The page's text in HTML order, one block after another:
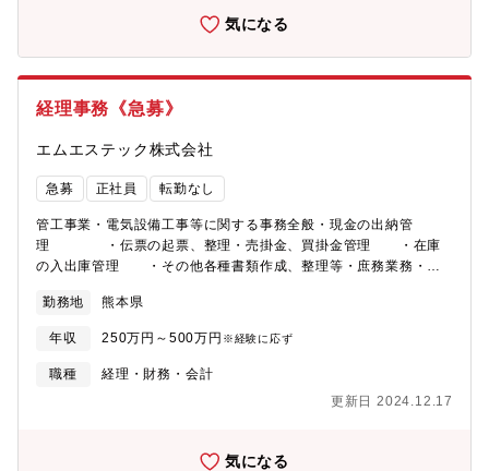
気になる
経理事務《急募》
エムエステック株式会社
急募 正社員 転勤なし
管工事業・電気設備工事等に関する事務全般・現金の出納管
理 ・伝票の起票、整理・売掛金、買掛金管理 ・在庫
の入出庫管理 ・その他各種書類作成、整理等・庶務業務・決
し
勤務地 熊本県
年収 250万円～500万円 ※経験に応ず
職種
経理・財務・会計
更新日 2024.12.17
気になる